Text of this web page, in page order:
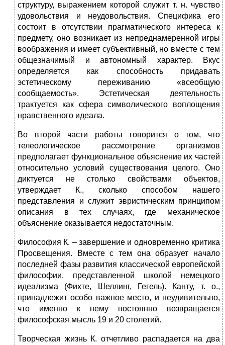
структуру, выражением которой служит т. н. чувство
удовольствия и неудовольствия. Специфика его
состоит в отсутствии прагматического интереса к
предмету, оно возникает из непреднамеренной игры
воображения и имеет субъективный, но вместе с тем
общезначимый и автономный характер. Вкус
определяется как способность придавать
эстетическому переживанию «всеобщую
сообщаемость». Эстетическая деятельность
трактуется как сфера символического воплощения
нравственного идеала.
Во второй части работы говорится о том, что
телеологическое рассмотрение организмов
предполагает функциональное объяснение их частей
относительно условий существования целого. Оно
диктуется не столько свойствами объектов,
утверждает К., сколько способом нашего
представления и служит эвристическим принципом
описания в тех случаях, где механическое
объяснение оказывается недостаточным.
Философия К. – завершение и одновременно критика
Просвещения. Вместе с тем она образует начало
последней фазы развития классической европейской
философии, представленной школой немецкого
идеализма (Фихте, Шеллинг, Гегель). Канту, т. о.,
принадлежит особо важное место, и неудивительно,
что именно к нему постоянно возвращается
философская мысль 19 и 20 столетий.
Творческая жизнь К. отчетливо распадается на два